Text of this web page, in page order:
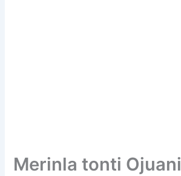
Merinla tonti Ojuani